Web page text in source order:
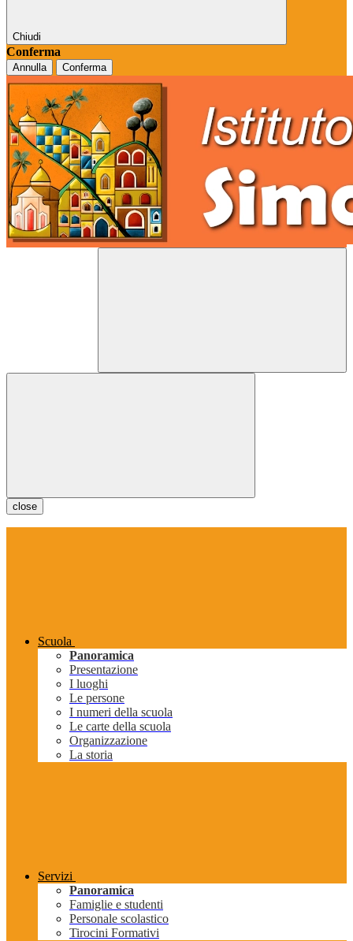
Chiudi
Conferma
Annulla Conferma
close
Scuola
Panoramica
Presentazione
I luoghi
Le persone
I numeri della scuola
Le carte della scuola
Organizzazione
La storia
Servizi
Panoramica
Famiglie e studenti
Personale scolastico
Tirocini Formativi